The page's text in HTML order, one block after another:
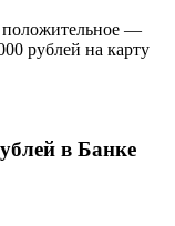
положительное —
рублей на карту
в Банке